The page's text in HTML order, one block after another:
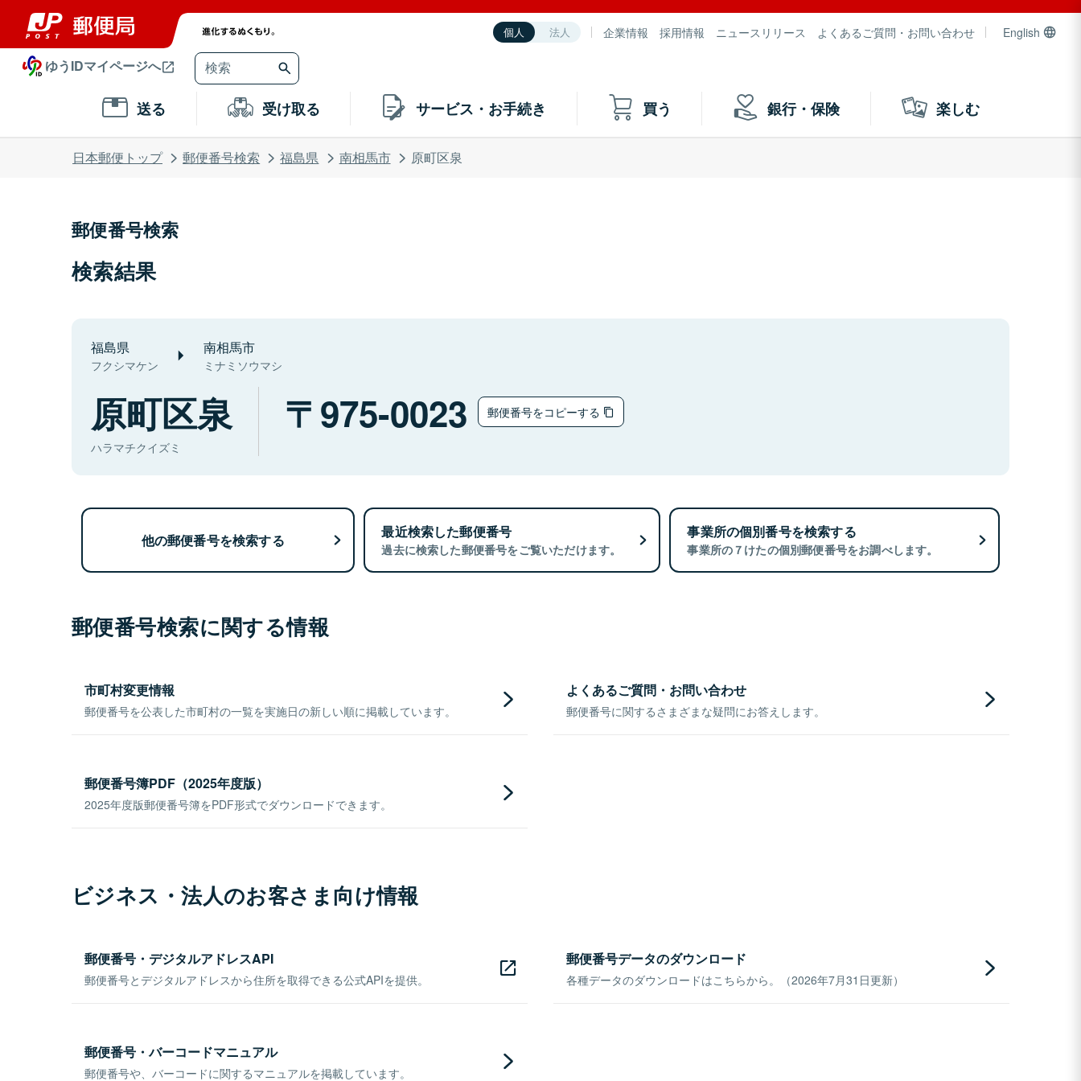
個人 法人 企業情報 採用情報 ニュースリリース よくあるご質問・お問い合わせ English
ゆうIDマイページへ
送る 受け取る サービス・お手続き 買う 銀行・保険 楽しむ
日本郵便トップ 郵便番号検索 福島県 南相馬市 原町区泉
郵便番号検索
検索結果
福島県
フクシマケン
南相馬市
ミナミソウマシ
原町区泉
ハラマチクイズミ
975-0023 郵便番号をコピーする
他の郵便番号を検索する 最近検索した郵便番号
過去に検索した郵便番号をご覧いただけます。
事業所の個別番号を検索する
事業所の７けたの個別郵便番号をお調べします。
郵便番号検索に関する情報
市町村変更情報
郵便番号を公表した市町村の一覧を実施日の新しい順に掲載しています。
よくあるご質問・お問い合わせ
郵便番号に関するさまざまな疑問にお答えします。
郵便番号簿PDF（2025年度版）
2025年度版郵便番号簿をPDF形式でダウンロードできます。
ビジネス・法人のお客さま向け情報
郵便番号・デジタルアドレスAPI
郵便番号とデジタルアドレスから住所を取得できる公式APIを提供。
郵便番号データのダウンロード
各種データのダウンロードはこちらから。（2026年7月31日更新）
郵便番号・バーコードマニュアル
郵便番号や、バーコードに関するマニュアルを掲載しています。